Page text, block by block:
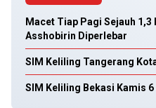
Macet Tiap Pagi Sejauh 1,3
Asshobirin Diperlebar
SIM Keliling Tangerang
SIM Keliling Bekasi Kamis